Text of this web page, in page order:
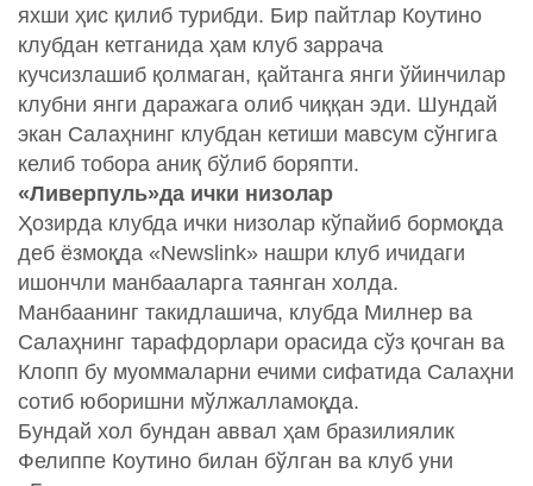
яхши ҳис қилиб турибди. Бир пайтлар Коутино
клубдан кетганида ҳам клуб заррача
кучсизлашиб қолмаган, қайтанга янги ўйинчилар
клубни янги даражага олиб чиққан эди. Шундай
экан Салаҳнинг клубдан кетиши мавсум сўнгига
келиб тобора аниқ бўлиб боряпти.
«Ливерпуль»да ички низолар
Ҳозирда клубда ички низолар кўпайиб бормоқда
деб ёзмоқда «Newslink» нашри клуб ичидаги
ишончли манбааларга таянган холда.
Манбаанинг такидлашича, клубда Милнер ва
Салаҳнинг тарафдорлари орасида сўз қочган ва
Клопп бу муоммаларни ечими сифатида Салаҳни
сотиб юборишни мўлжалламоқда.
Бундай хол бундан аввал ҳам бразилиялик
Фелиппе Коутино билан бўлган ва клуб уни